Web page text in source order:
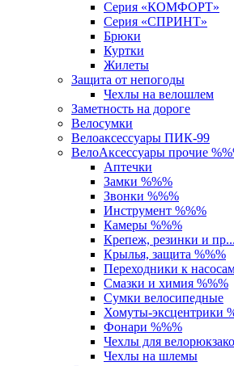
Серия «КОМФОРТ»
Серия «СПРИНТ»
Брюки
Куртки
Жилеты
Защита от непогоды
Чехлы на велошлем
Заметность на дороге
Велосумки
Велоаксессуары ПИК-99
ВелоАксессуары прочие
Аптечки
Замки %%%
Звонки %%%
Инструмент %%%
Камеры %%%
Крепеж, резинки и пр...
Крылья, защита %%%
Переходники к
Смазки и химия %%%
Сумки велосипедные
Хомуты-эксцентрики
Фонари %%%
Чехлы для
Чехлы на шлемы